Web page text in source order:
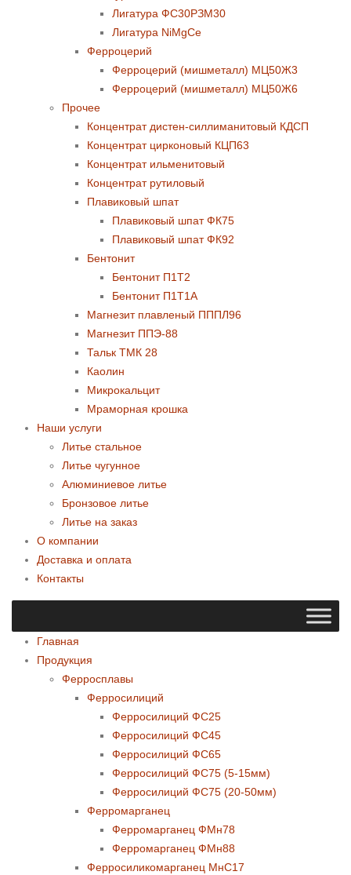
Лигатура ФС30РЗМ30
Лигатура NiMgCe
Ферроцерий
Ферроцерий (мишметалл) МЦ50Ж3
Ферроцерий (мишметалл) МЦ50Ж6
Прочее
Концентрат дистен-силлиманитовый КДСП
Концентрат цирконовый КЦП63
Концентрат ильменитовый
Концентрат рутиловый
Плавиковый шпат
Плавиковый шпат ФК75
Плавиковый шпат ФК92
Бентонит
Бентонит П1Т2
Бентонит П1Т1А
Магнезит плавленый ПППЛ96
Магнезит ППЭ-88
Тальк ТМК 28
Каолин
Микрокальцит
Мраморная крошка
Наши услуги
Литье стальное
Литье чугунное
Алюминиевое литье
Бронзовое литье
Литье на заказ
О компании
Доставка и оплата
Контакты
Главная
Продукция
Ферросплавы
Ферросилиций
Ферросилиций ФС25
Ферросилиций ФС45
Ферросилиций ФС65
Ферросилиций ФС75 (5-15мм)
Ферросилиций ФС75 (20-50мм)
Ферромарганец
Ферромарганец ФМн78
Ферромарганец ФМн88
Ферросиликомарганец МнС17